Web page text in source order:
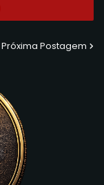
Próxima Postagem